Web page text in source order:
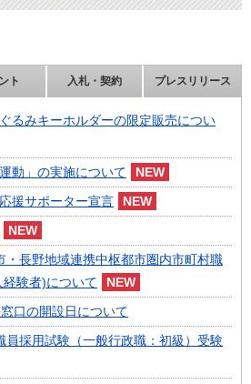
ト 入札・契約 プレスリリース
るみキーホルダーの限定販売につい
動」の実施について
援サポーター宣言
長野地域連携中枢都市圏内市町村職
験者)について
口の開設日について
員採用試験（一般行政職：初級）受験